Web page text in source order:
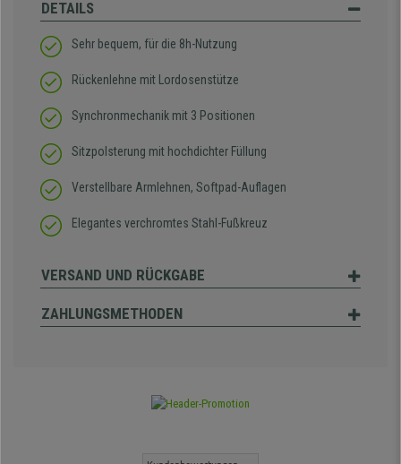
DETAILS
Sehr bequem, für die 8h-Nutzung
Rückenlehne mit Lordosenstütze
Synchronmechanik mit 3 Positionen
Sitzpolsterung mit hochdichter Füllung
Verstellbare Armlehnen, Softpad-Auflagen
Elegantes verchromtes Stahl-Fußkreuz
VERSAND UND RÜCKGABE
ZAHLUNGSMETHODEN